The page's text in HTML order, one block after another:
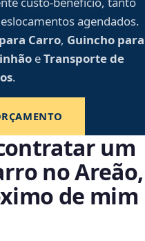
agendados.
Carro, Guincho para
eTransporte de
.
um
no Areão,
de mim